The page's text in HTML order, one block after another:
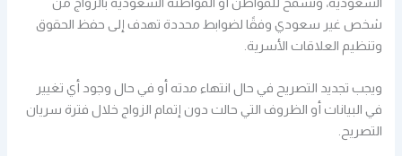
شخص غير سعودي وفقًا لضوابط محددة تهدف إلى حفظ الحقوق
وتنظيم العلاقات الأسرية.
ويجب تجديد التصريح في حال انتهاء مدته أو في حال وجود أي تغيير
في البيانات أو الظروف التي حالت دون إتمام الزواج خلال فترة سريان
التصريح.